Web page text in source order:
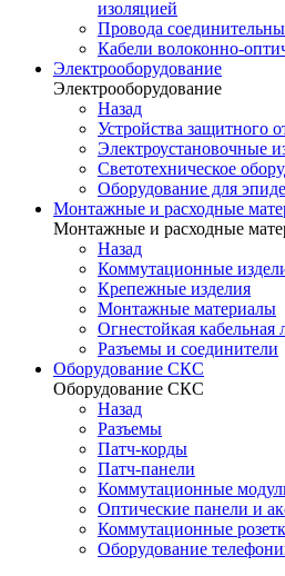
изоляцией
Провода
Кабели волоконно-
Электрооборудование
Электрооборудование
Назад
Устройства защитного
Электроустановочные
Светотехническое
Оборудование для
Монтажные и расходные
Монтажные и расходные
Назад
Коммутационные
Крепежные изделия
Монтажные материалы
Огнестойкая
Разъемы и соединители
Оборудование СКС
Оборудование СКС
Назад
Разъемы
Патч-корды
Патч-панели
Коммутационные
Оптические панели и
Коммутационные
Оборудование